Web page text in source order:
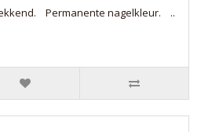
Permanente nagelkleur. ..